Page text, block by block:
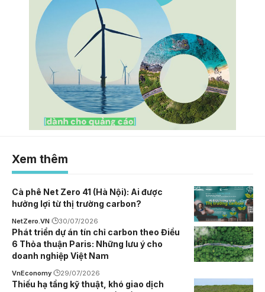
Xem thêm
Cà phê Net Zero 41 (Hà Nội): Ai được
hưởng lợi từ thị trường carbon?
NetZero.VN 30/07/2026
Phát triển dự án tín chỉ carbon theo Điều
6 Thỏa thuận Paris: Những lưu ý cho
doanh nghiệp Việt Nam
VnEconomy 29/07/2026
Thiếu hạ tầng kỹ thuật, khó giao dịch